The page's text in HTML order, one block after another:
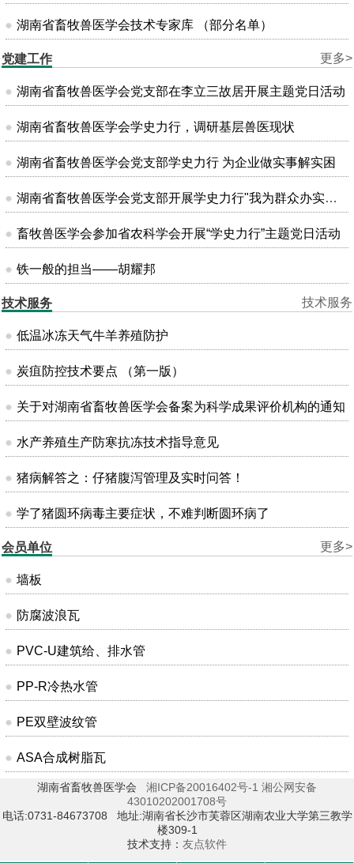
湖南省畜牧兽医学会技术专家库 （部分名单）
更多>
党建工作
湖南省畜牧兽医学会党支部在李立三故居开展主题党日活动
湖南省畜牧兽医学会学史力行，调研基层兽医现状
湖南省畜牧兽医学会党支部学史力行 为企业做实事解实困
湖南省畜牧兽医学会党支部开展学史力行"我为群众办实事"主题党日活动
畜牧兽医学会参加省农科学会开展“学史力行”主题党日活动
铁一般的担当——胡耀邦
技术服务
技术服务
低温冰冻天气牛羊养殖防护
炭疽防控技术要点 （第一版）
关于对湖南省畜牧兽医学会备案为科学成果评价机构的通知
水产养殖生产防寒抗冻技术指导意见
猪病解答之：仔猪腹泻管理及实时问答！
学了猪圆环病毒主要症状，不难判断圆环病了
更多>
会员单位
墙板
防腐波浪瓦
PVC-U建筑给、排水管
PP-R冷热水管
PE双壁波纹管
ASA合成树脂瓦
湖南省畜牧兽医学会 湘ICP备20016402号-1 湘公网安备
43010202001708号
电话:0731-84673708 地址:湖南省长沙市芙蓉区湖南农业大学第三教学
楼309-1
技术支持： 友点软件